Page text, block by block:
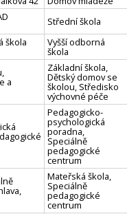
Střední škola
škola
Vyšší odborná
škola
a
Základní škola,
Dětský domov se
školou, Středisko
výchovné péče
Pedagogicko-
psychologická
poradna,
Speciálně
pedagogické
centrum
Mateřská škola,
Speciálně
pedagogické
centrum